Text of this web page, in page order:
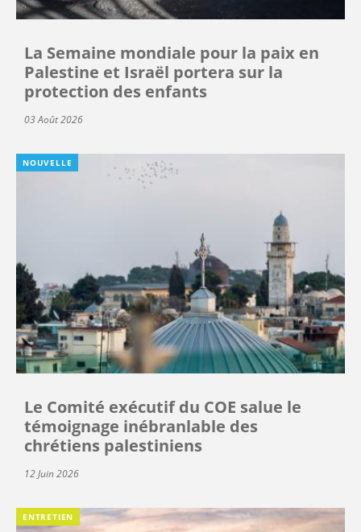
La Semaine mondiale pour la paix en
Palestine et Israël portera sur la
protection des enfants
03 Août 2026
NOUVELLE
Le Comité exécutif du COE salue le
témoignage inébranlable des
chrétiens palestiniens
12 Juin 2026
ENTRETIEN